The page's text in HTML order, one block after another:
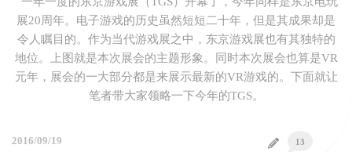
展20周年。电子游戏的历史虽然短短二十年，但是其成果却是
令人瞩目的。作为当代游戏展之中，东京游戏展也有其独特的
地位。上图就是本次展会的主题形象。同时本次展会也算是VR
元年，展会的一大部分都是来展示最新的VR游戏的。下面就让
笔者带大家领略一下今年的TGS。
13
2016/09/19